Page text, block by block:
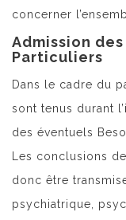
concerner
Admission
Particuliers
Dans le cadre du
sont tenus durant
des éventuels
Les conclusions
donc être
psychiatrique,